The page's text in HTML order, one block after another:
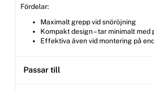
Fördelar:
Maximalt grepp vid snöröjning
Kompakt design – tar minimalt med
Effektiva även vid montering på
Passar till